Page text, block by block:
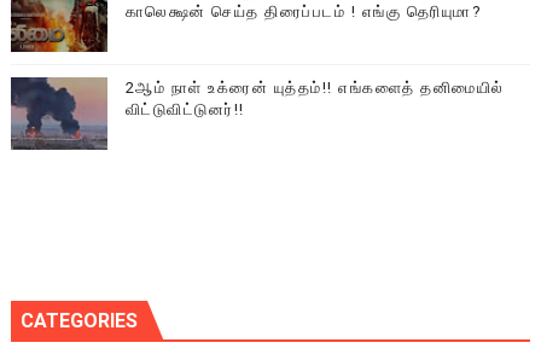
காலெக்ஷன் செய்த திரைப்படம் ! எங்கு தெரியுமா?
2ஆம் நாள் உக்ரைன் யுத்தம்!! எங்களைத் தனிமையில்
விட்டுவிட்டுனர்!!
CATEGORIES